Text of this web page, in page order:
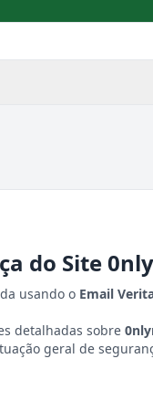
do Site
usando o Email
detalhadas sobre
geral de